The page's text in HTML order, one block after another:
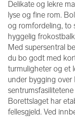
Delikate og lekre
lyse og fine rom.
og romfordeling, to
hyggelig
Med supersentral
du bo godt med
turmuligheter og et
under bygging over
Borettslaget har
fellesgjeld. Ved